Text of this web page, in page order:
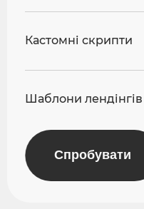
Кастомні скрипти
Шаблони лендінгів
Вбудований хостинг
Спробувати